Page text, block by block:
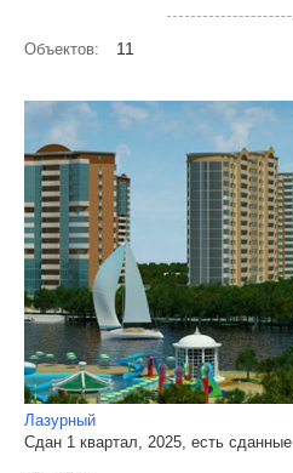
Объектов: 11
Лазурный
Сдан 1 квартал, 2025, есть сданные